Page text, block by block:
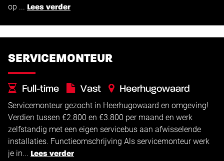
op ... Lees verder
SERVICEMONTEUR
Full-time Vast
Heerhugowaard
€2.800 -€3.800
Servicemonteur gezocht in Heerhugowaard en omgeving!
Verdien tussen €2.800 en €3.800 per maand en werk
zelfstandig met een eigen servicebus aan afwisselende
installaties. Functieomschrijving Als servicemonteur werk
je in... Lees verder